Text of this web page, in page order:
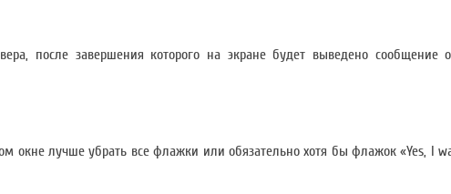
после завершения которого на экране будет выведено сообщение
окне лучше убрать все флажки или обязательно хотя бы флажок «Yes, I